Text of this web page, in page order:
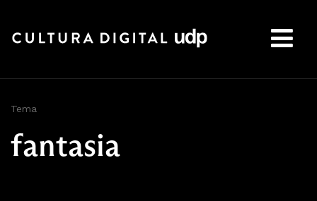
Tema
fantasia